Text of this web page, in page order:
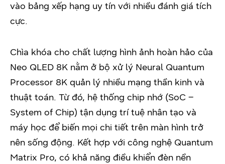
vào bảng xếp hạng uy tín với nhiều đánh giá tích
cực.
Chìa khóa cho chất lượng hình ảnh hoàn hảo của
Neo QLED 8K nằm ở bộ xử lý Neural Quantum
Processor 8K quản lý nhiều mạng thần kinh và
thuật toán. Từ đó, hệ thống chip nhớ (SoC –
System of Chip) tận dụng trí tuệ nhân tạo và
máy học để biến mọi chi tiết trên màn hình trở
nên sống động. Kết hợp với công nghệ Quantum
Matrix Pro, có khả năng điều khiển đèn nền